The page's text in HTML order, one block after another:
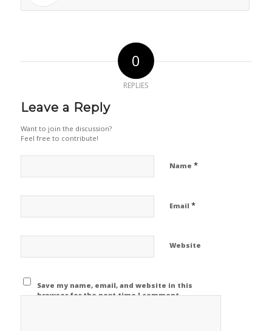
0
REPLIES
Leave a Reply
Want to join the discussion?
Feel free to contribute!
Name *
Email *
Website
Save my name, email, and website in this
browser for the next time I comment.